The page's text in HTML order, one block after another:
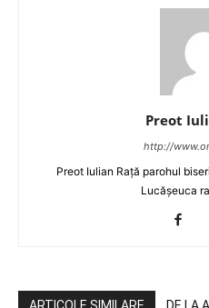
Preot
http://
Preot Iulian Rață parohul
Lucășeuca